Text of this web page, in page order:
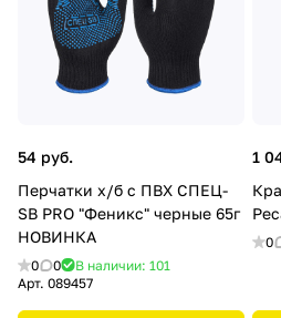
54 руб.
Перчатки х/б с ПВХ СПЕЦ-
SB PRO "Феникс" черные 65г
НОВИНКА
0 0
В наличии: 101
Арт. 089457
1
0